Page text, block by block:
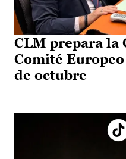
CLM prepara la
Comité
de octubre